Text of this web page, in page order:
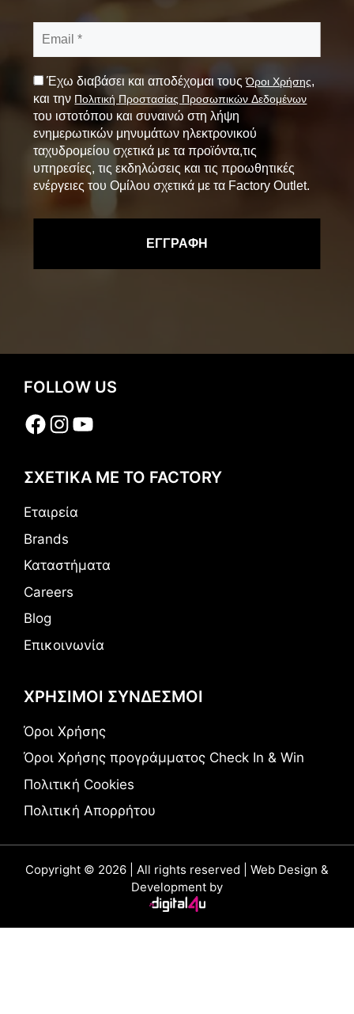
Έχω διαβάσει και αποδέχομαι τουςΌροι Χρήσης,
και την Πολιτική Προστασίας Προσωπικών Δεδομένων
του ιστοτόπου και συναινώ στη λήψη
ενημερωτικών μηνυμάτων ηλεκτρονικού
ταχυδρομείου σχετικά με τα προϊόντα,τις
υπηρεσίες, τις εκδηλώσεις και τις προωθητικές
ενέργειες του Ομίλου σχετικά με τα Factory Outlet.
FOLLOW US
Facebook
Instagram
YouTube
ΣΧΕΤΙΚΑ ΜΕ ΤΟ FACTORY
Εταιρεία
Brands
Καταστήματα
Careers
Blog
Επικοινωνία
ΧΡΗΣΙΜΟΙ ΣΥΝΔΕΣΜΟΙ
Όροι Χρήσης
Όροι Χρήσης προγράμματος Check In & Win
Πολιτική Cookies
Πολιτική Απορρήτου
Copyright © 2026 | All rights reserved | Web Design &
Development by